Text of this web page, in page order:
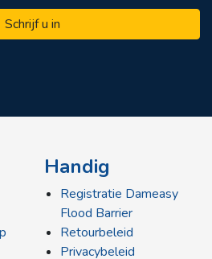
Schrijf u in
Handig
Registratie Dameasy
Flood Barrier
Retourbeleid
Privacybeleid